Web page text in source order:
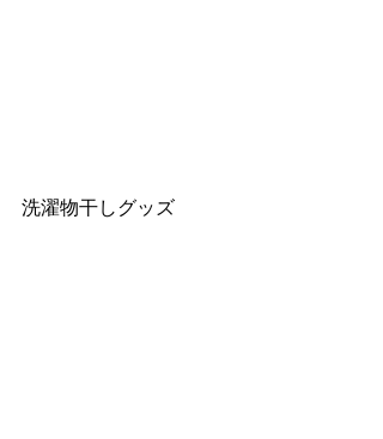
洗濯物干しグッズ